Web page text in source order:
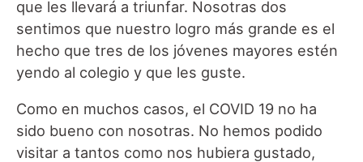
que les llevará a triunfar. Nosotras dos
sentimos que nuestro logro más grande es el
hecho que tres de los jóvenes mayores estén
yendo al colegio y que les guste.
Como en muchos casos, el COVID 19 no ha
sido bueno con nosotras. No hemos podido
visitar a tantos como nos hubiera gustado,